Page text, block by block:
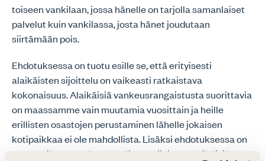
toiseen vankilaan, jossa hänelle on tarjolla samanlaiset
palvelut kuin vankilassa, josta hänet joudutaan
siirtämään pois.
Ehdotuksessa on tuotu esille se, että erityisesti
alaikäisten sijoittelu on vaikeasti ratkaistava
kokonaisuus. Alaikäisiä vankeusrangaistusta suorittavia
on maassamme vain muutamia vuosittain ja heille
erillisten osastojen perustaminen lähelle jokaisen
kotipaikkaa ei ole mahdollista. Lisäksi ehdotuksessa on
tuotu esille se, että mahdollisuus sijoittaa alaikäisiä